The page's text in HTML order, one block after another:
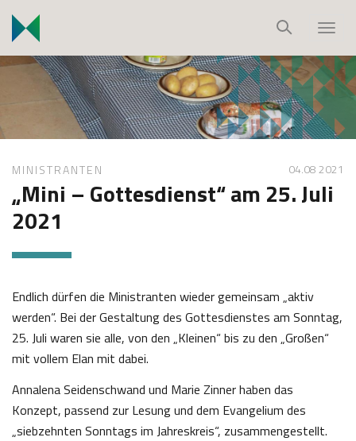
i
p
c
T
o
g
g
e
a
v
o
n
MINISTRANTEN 04.08 2021
„Mini – Gottesdienst“ am 25. Juli
2021
Endlich dürfen die Ministranten wieder gemeinsam „aktiv
werden“. Bei der Gestaltung des Gottesdienstes am Sonntag,
25. Juli waren sie alle, von den „Kleinen“ bis zu den „Großen“
mit vollem Elan mit dabei.
Annalena Seidenschwand und Marie Zinner haben das
Konzept, passend zur Lesung und dem Evangelium des
„siebzehnten Sonntags im Jahreskreis“, zusammengestellt.